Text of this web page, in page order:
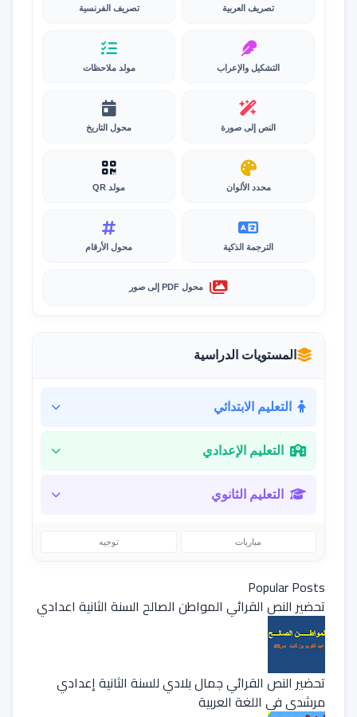
تصريف العربية تصريف الفرنسية
التشكيل والإعراب مولد ملاحظات
النص إلى صورة محول التاريخ
محدد الألوان مولد QR
الترجمة الذكية محول الأرقام
محول PDF إلى صور
المستويات الدراسية
التعليم الابتدائي
التعليم الإعدادي
التعليم الثانوي
مباريات توجيه
Popular Posts
تحضير النص القرائي المواطن الصالح السنة الثانية اعدادي
تحضير النص القرائي جمال بلادي للسنة الثانية إعدادي
مرشدي في اللغة العربية